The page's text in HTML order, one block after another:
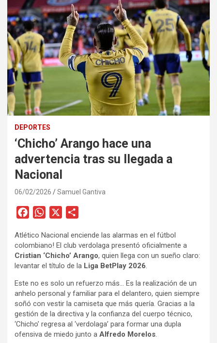
DEPORTES
‘Chicho’ Arango hace una
advertencia tras su llegada a
Nacional
06/02/2026 Samuel Gantiva
c
e
b
o
k
W
a
t
s
p
p
m
p
a
t
i
r
Atlético Nacional enciende las alarmas en el fútbol
colombiano! El club verdolaga presentó oficialmente a
Cristian ‘Chicho’ Arango, quien llega con un sueño claro:
levantar el título de la Liga BetPlay 2026.
Este no es solo un refuerzo más… Es la realización de un
anhelo personal y familiar para el delantero, quien siempre
soñó con vestir la camiseta que más quería. Gracias a la
gestión de la directiva y la confianza del cuerpo técnico,
‘Chicho’ regresa al ‘verdolaga’ para formar una dupla
ofensiva de miedo junto a Alfredo Morelos.